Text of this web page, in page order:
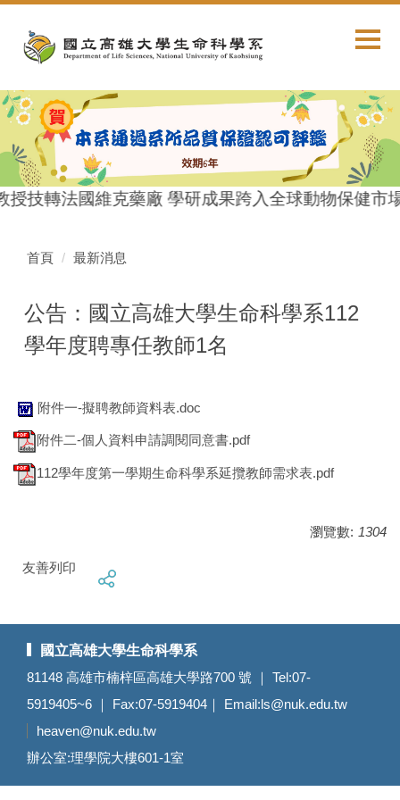
內
容
授技轉法國維克藥廠 學研成果跨入全球動物保健市
首頁 最新消息
公告：國立高雄大學生命科學系112
學年度聘專任教師1名
附件一-擬聘教師資料表.doc
附件二-個人資料申請調閱同意書.pdf
112學年度第一學期生命科學系延攬教師需求表.pdf
瀏覽數: 1304
友善列印
國立高雄大學生命科學系
81148 高雄市楠梓區高雄大學路700 號 ｜ Tel:07-
5919405~6 ｜ Fax:07-5919404｜ Email:ls@nuk.edu.tw
heaven@nuk.edu.tw
辦公室:理學院大樓601-1室